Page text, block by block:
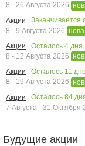
8 - 26 Августа 2026
Акции
Заканчивается
8 - 9 Августа 2026
Акции
Осталось 4 дня
8 - 12 Августа 2026
Акции
Осталось 11
8 - 19 Августа 2026
Акции
Осталось 84
7 Августа - 31 Октября
Будущие акции